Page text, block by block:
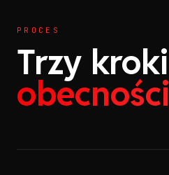
PROCES
Trzy